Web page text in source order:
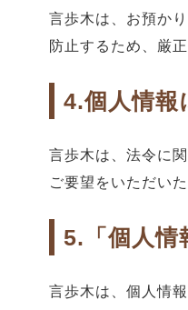
言歩木は、お預か
防止するため、厳
4.個人情報
言歩木は、法令に
ご要望をいただい
5.「個人情
言歩木は、個人情